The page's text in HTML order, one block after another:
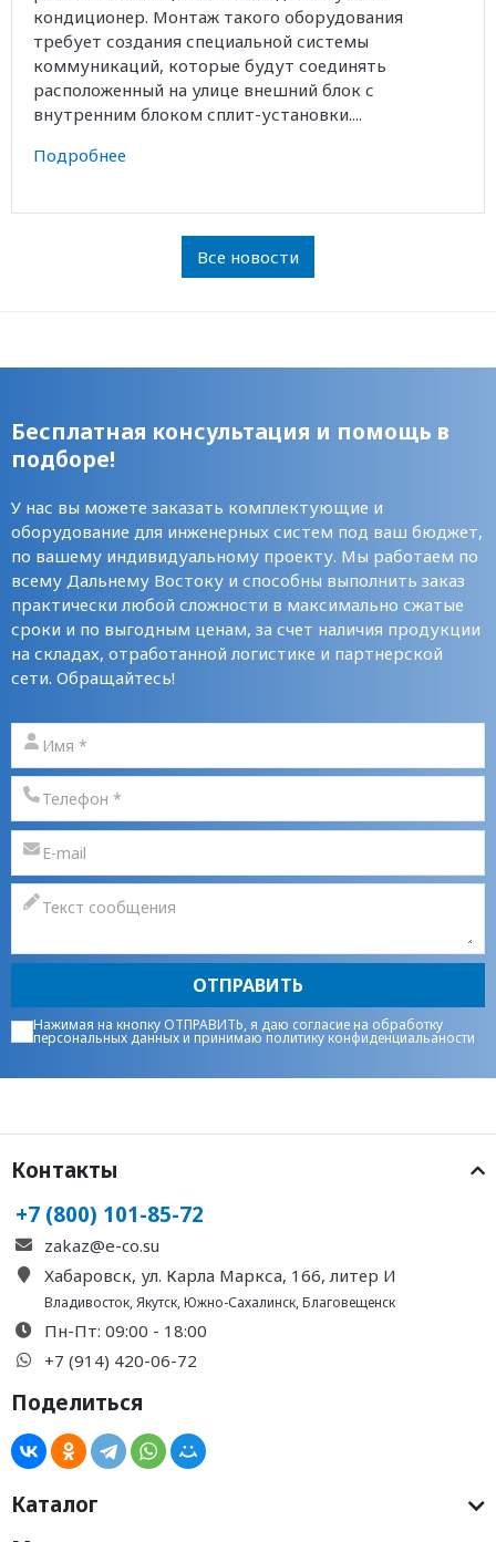
кондиционер. Монтаж такого оборудования
требует создания специальной системы
коммуникаций, которые будут соединять
расположенный на улице внешний блок с
внутренним блоком сплит-установки....
Подробнее
Все новости
Бесплатная консультация и помощь в
подборе!
У нас вы можете заказать комплектующие и
оборудование для инженерных систем под ваш бюджет,
по вашему индивидуальному проекту. Мы работаем по
всему Дальнему Востоку и способны выполнить заказ
практически любой сложности в максимально сжатые
сроки и по выгодным ценам, за счет наличия продукции
на складах, отработанной логистике и партнерской
сети. Обращайтесь!
ОТПРАВИТЬ
Нажимая на кнопку ОТПРАВИТЬ, я даю согласие на обработку
персональных данныхи принимаюполитику конфиденциальаности
Контакты
+7 (800) 101-85-72
zakaz@e-co.su
Хабаровск, ул. Карла Маркса, 166, литер И
Владивосток,Якутск,Южно-Сахалинск,Благовещенск
Пн-Пт: 09:00 - 18:00
+7 (914) 420-06-72
Поделиться
Каталог